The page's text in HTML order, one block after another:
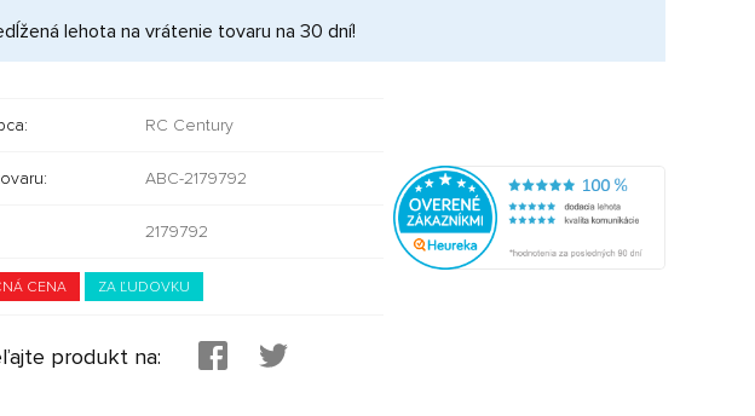
lehota na vrátenie tovaru na 30 dní!
RC Century
ABC-2179792
2179792
CENA ZA ĽUDOVKU
produkt na: